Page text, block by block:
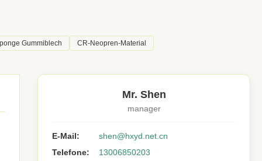
Gummiblech CR-Neopren-Material
Mr. Shen
manager
E-Mail:
shen@hxyd.net.cn
Telefone:
13006850203